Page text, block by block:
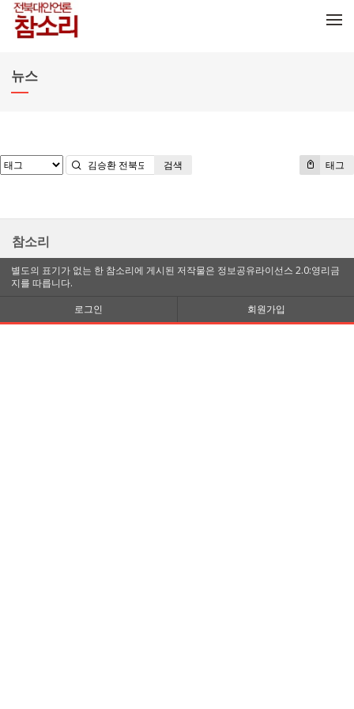
뉴스
태그
검색
참소리
별도의 표기가 없는 한 참소리에 게시된 저작물은 정보공유라이선스 2.0:영리금
지를 따릅니다.
로그인
회원가입